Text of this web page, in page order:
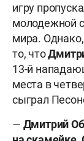
игру
молодежной
мира.
то, что
13-й
места в
сыграл
— Дмитрий